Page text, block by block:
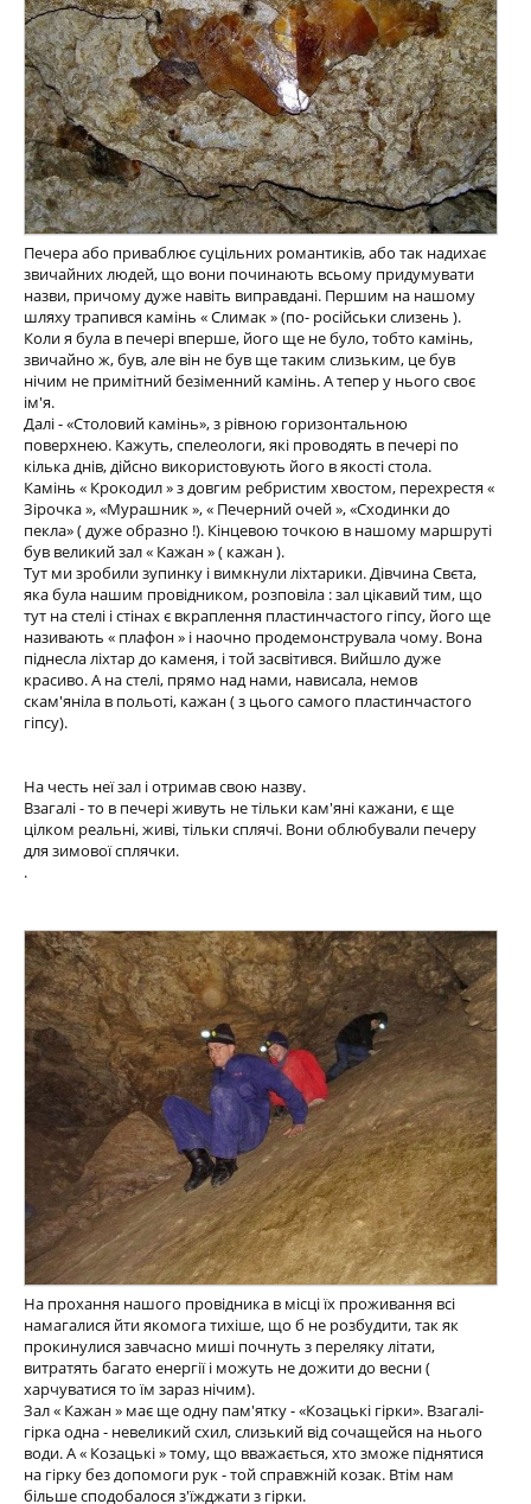
Печера або приваблює суцільних романтиків, або так надихає
звичайних людей, що вони починають всьому придумувати
назви, причому дуже навіть виправдані. Першим на нашому
шляху трапився камінь « Слимак » (по- російськи слизень ).
Коли я була в печері вперше, його ще не було, тобто камінь,
звичайно ж, був, але він не був ще таким слизьким, це був
нічим не примітний безіменний камінь. А тепер у нього своє
ім'я.
Далі - «Столовий камінь», з рівною горизонтальною
поверхнею. Кажуть, спелеологи, які проводять в печері по
кілька днів, дійсно використовують його в якості стола.
Камінь « Крокодил » з довгим ребристим хвостом, перехрестя «
Зірочка », «Мурашник », « Печерний очей », «Сходинки до
пекла» ( дуже образно !). Кінцевою точкою в нашому маршруті
був великий зал « Кажан » ( кажан ).
Тут ми зробили зупинку і вимкнули ліхтарики. Дівчина Свєта,
яка була нашим провідником, розповіла : зал цікавий тим, що
тут на стелі і стінах є вкраплення пластинчастого гіпсу, його ще
називають « плафон » і наочно продемонструвала чому. Вона
піднесла ліхтар до каменя, і той засвітився. Вийшло дуже
красиво. А на стелі, прямо над нами, нависала, немов
скам'яніла в польоті, кажан ( з цього самого пластинчастого
гіпсу).
На честь неї зал і отримав свою назву.
Взагалі - то в печері живуть не тільки кам'яні кажани, є ще
цілком реальні, живі, тільки сплячі. Вони облюбували печеру
для зимової сплячки.
.
На прохання нашого провідника в місці їх проживання всі
намагалися йти якомога тихіше, що б не розбудити, так як
прокинулися завчасно миші почнуть з переляку літати,
витратять багато енергії і можуть не дожити до весни (
харчуватися то їм зараз нічим).
Зал « Кажан » має ще одну пам'ятку - «Козацькі гірки». Взагалі-
гірка одна - невеликий схил, слизький від сочащейся на нього
води. А « Козацькі » тому, що вважається, хто зможе піднятися
на гірку без допомоги рук - той справжній козак. Втім нам
більше сподобалося з'їжджати з гірки.